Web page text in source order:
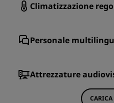
Climatizzazione
Personale
Attrezzature
CARICA